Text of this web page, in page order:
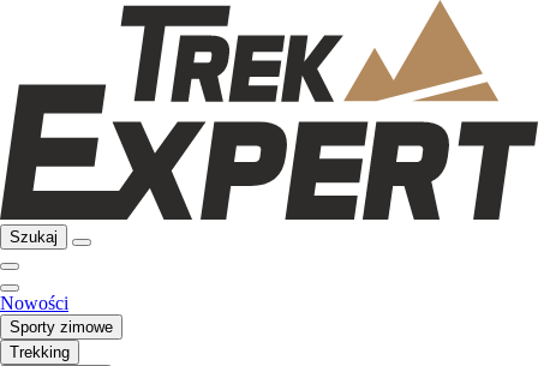
Szukaj
Nowości
Sporty zimowe
Trekking